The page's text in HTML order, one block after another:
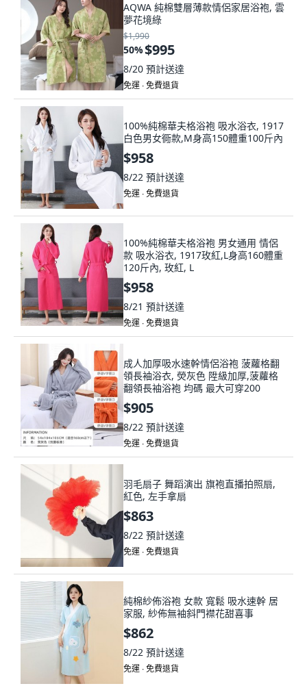
AQWA 純棉雙層薄款情侶家居浴袍, 雲
夢花境綠
$1,990
50%$995
8/20 預計送達
免運 ∙ 免費退貨
100%純棉華夫格浴袍 吸水浴衣, 1917
白色男女衕款,M身高150體重100斤內
$958
8/22 預計送達
免運 ∙ 免費退貨
100%純棉華夫格浴袍 男女通用 情侶
款 吸水浴衣, 1917玫紅,L身高160體重
120斤內, 玫紅, L
$958
8/21 預計送達
免運 ∙ 免費退貨
成人加厚吸水速幹情侶浴袍 菠蘿格翻
領長袖浴衣, 熒灰色 陞級加厚,菠蘿格
翻領長袖浴袍 均碼 最大可穿200
$905
8/22 預計送達
免運 ∙ 免費退貨
羽毛扇子 舞蹈演出 旗袍直播拍照扇,
紅色, 左手拿扇
$863
8/22 預計送達
免運 ∙ 免費退貨
純棉紗佈浴袍 女款 寬鬆 吸水速幹 居
家服, 紗佈無袖斜門襟花甜喜事
$862
8/22 預計送達
免運 ∙ 免費退貨